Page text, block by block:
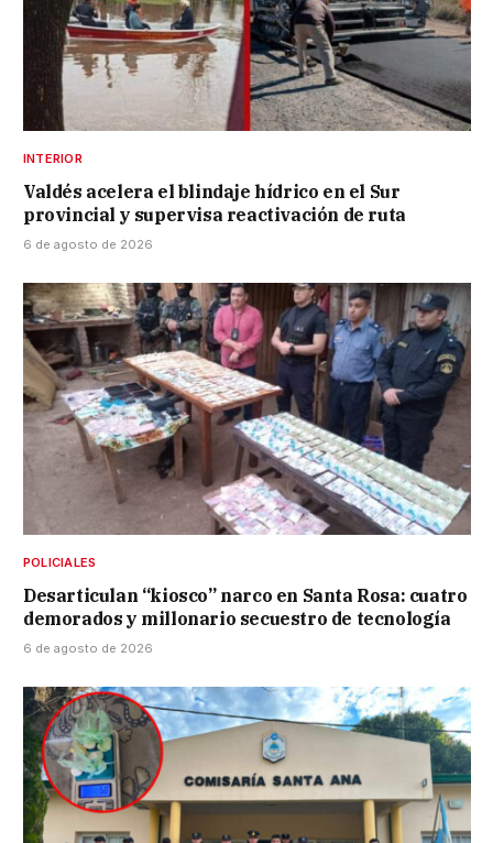
INTERIOR
Valdés acelera el blindaje hídrico en el Sur
provincial y supervisa reactivación de ruta
6 de agosto de 2026
POLICIALES
Desarticulan “kiosco” narco en Santa Rosa: cuatro
demorados y millonario secuestro de tecnología
6 de agosto de 2026